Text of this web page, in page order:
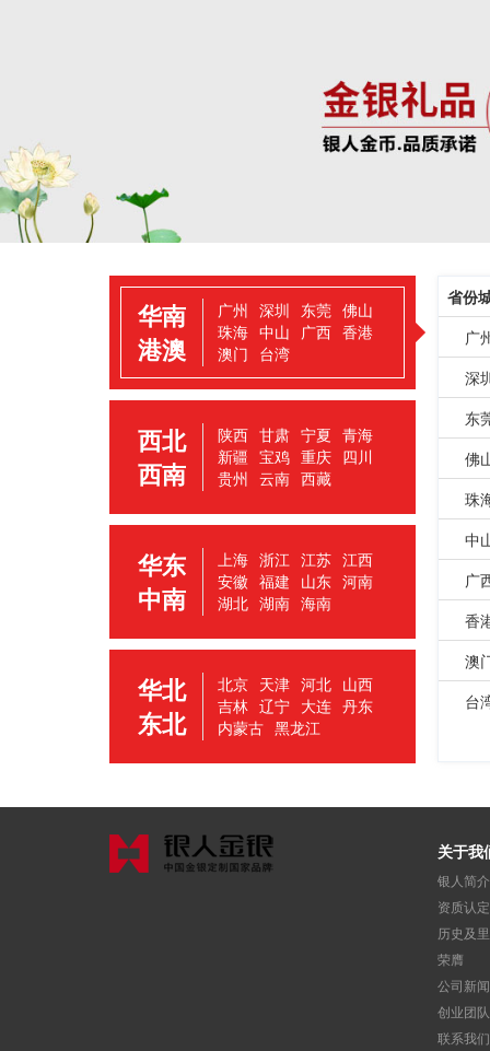
华南
港澳
广州 深圳 东莞 佛山
珠海 中山 广西 香港
澳门 台湾
西北
西南
陕西 甘肃 宁夏 青海
新疆 宝鸡 重庆 四川
贵州 云南 西藏
华东
中南
上海 浙江 江苏 江西
安徽 福建 山东 河南
湖北 湖南 海南
华北
东北
北京 天津 河北 山西
吉林 辽宁 大连 丹东
内蒙古 黑龙江
省份
广
深
东
佛
珠
中
广
香
澳
台
关于我
银人简介
资质认定
历史及
荣膺
公司新
创业团队
联系我们